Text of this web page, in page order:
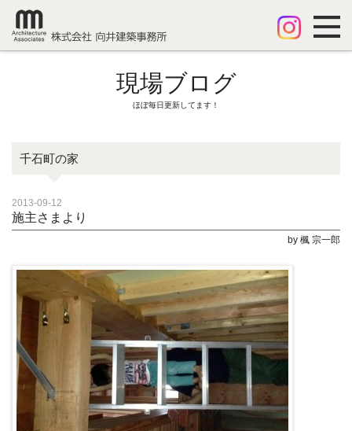
現場ブログ
ほぼ毎日更新してます！
千石町の家
2013-09-12
施主さまより
by 楓 宗一郎